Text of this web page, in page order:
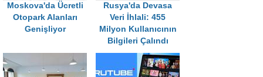
Moskova'da Ücretli
Otopark Alanları
Genişliyor
Rusya'da Devasa
Veri İhlali: 455
Milyon Kullanıcının
Bilgileri Çalındı